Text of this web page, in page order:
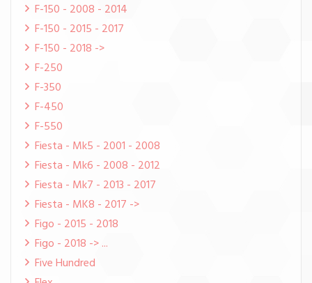
F-150 - 2008 - 2014
F-150 - 2015 - 2017
F-150 - 2018 ->
F-250
F-350
F-450
F-550
Fiesta - Mk5 - 2001 - 2008
Fiesta - Mk6 - 2008 - 2012
Fiesta - Mk7 - 2013 - 2017
Fiesta - MK8 - 2017 ->
Figo - 2015 - 2018
Figo - 2018 -> ...
Five Hundred